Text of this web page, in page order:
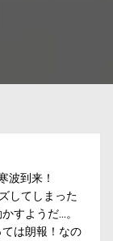
波到来！
してしまった
すようだ…。
は朗報！なの